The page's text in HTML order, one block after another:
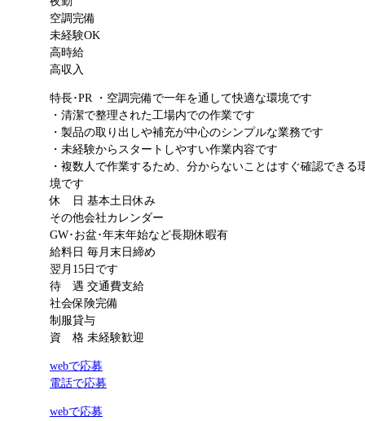
空調完備
未経験OK
高時給
高収入
特長･PR
・空調完備で一年を通して快適な環境です
・清潔で整理された工場内での作業です
・製品の取り出しや補充が中心のシンプルな業務です
・未経験からスタートしやすい作業内容です
・複数人で作業するため、分からないことはすぐ確認できる
境です
休 日 基本土日休み
その他会社カレンダー
GW･お盆･年末年始など長期休暇有
給料日 毎月末日締め
翌月15日です
待 遇 交通費支給
社会保険完備
制服貸与
資 格 未経験歓迎
webで応募
電話で応募
webで応募